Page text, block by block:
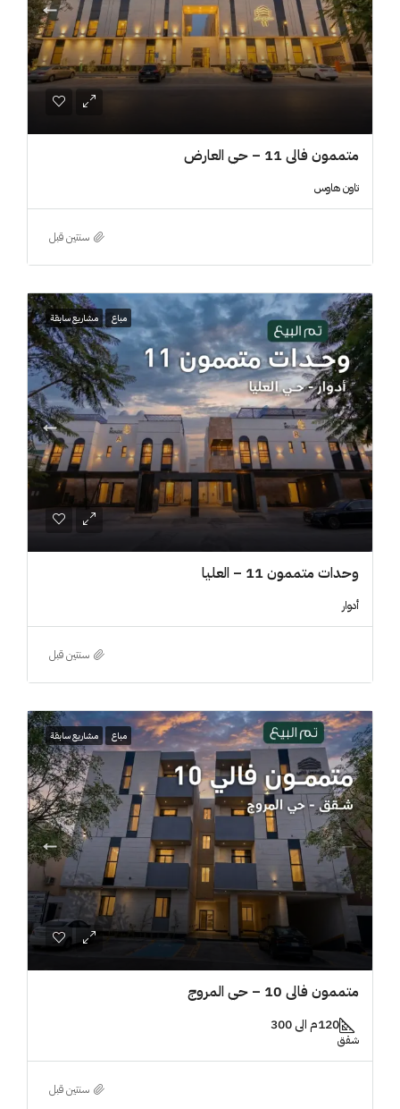
متممون فالي 11 – حي العارض
تاون هاوس
‏سنتين قبل
مباع مشاريع سابقة
وحدات متممون 11 – العليا
أدوار
‏سنتين قبل
مباع مشاريع سابقة
متممون فالي 10 – حي المروج
120م الى 300
شقق
‏سنتين قبل